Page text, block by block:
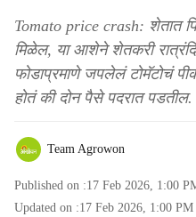
Tomato price crash: शेतात
मिळेल, या आशेने शेतकरी
फोडाप्रमाणे जपलेलं टोमॅटोचं
होतं की दोन पैसे पदरात पडतील.
Team Agrowon
Published on :17 Feb 2026, 1:00
Updated on :17 Feb 2026, 1:00 PM